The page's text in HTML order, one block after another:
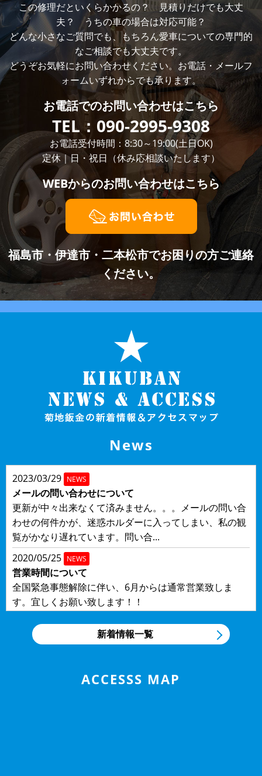
この修理だといくらかかるの？ 見積りだけでも大丈
夫？ うちの車の場合は対応可能？
どんな小さなご質問でも、もちろん愛車についての専門的
なご相談でも大丈夫です。
どうぞお気軽にお問い合わせください。お電話・メールフ
ォームいずれからでも承ります。
お電話でのお問い合わせはこちら
TEL： 090-2995-9308
お電話受付時間：8:30～19:00(土日OK)
定休｜日・祝日（休み応相談いたします）
WEBからのお問い合わせはこちら
福島市・伊達市・二本松市でお困りの方ご連絡
ください。
News
2023/03/29 NEWS
メールの問い合わせについて
更新が中々出来なくて済みません。。。メールの問い合
わせの何件かが、迷惑ホルダーに入ってしまい、私の観
覧がかなり遅れています。問い合...
2020/05/25 NEWS
営業時間について
全国緊急事態解除に伴い、6月からは通常営業致しま
す。宜しくお願い致します！！
2020/04/19 NEWS
コロナ感染予防について
５：００迄尚、御電話・メール...
新着情報一覧
ACCESSS MAP